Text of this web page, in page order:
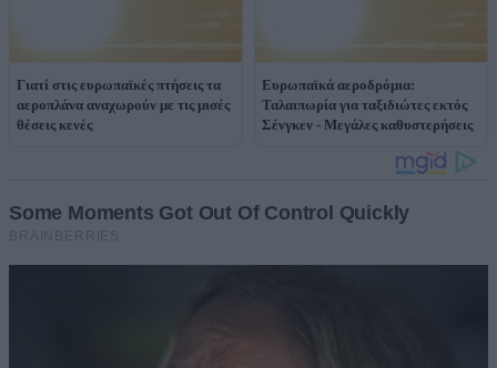
Γιατί στις ευρωπαϊκές πτήσεις τα
αεροπλάνα αναχωρούν με τις μισές
θέσεις κενές
Ευρωπαϊκά αεροδρόμια:
Ταλαιπωρία για ταξιδιώτες εκτός
Σένγκεν - Μεγάλες καθυστερήσεις